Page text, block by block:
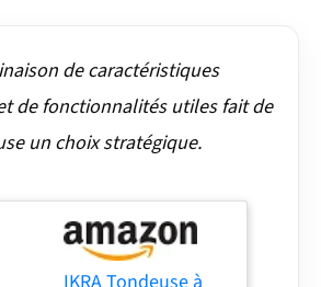
de caractéristiques
de fonctionnalités utiles fait de
un choix stratégique.